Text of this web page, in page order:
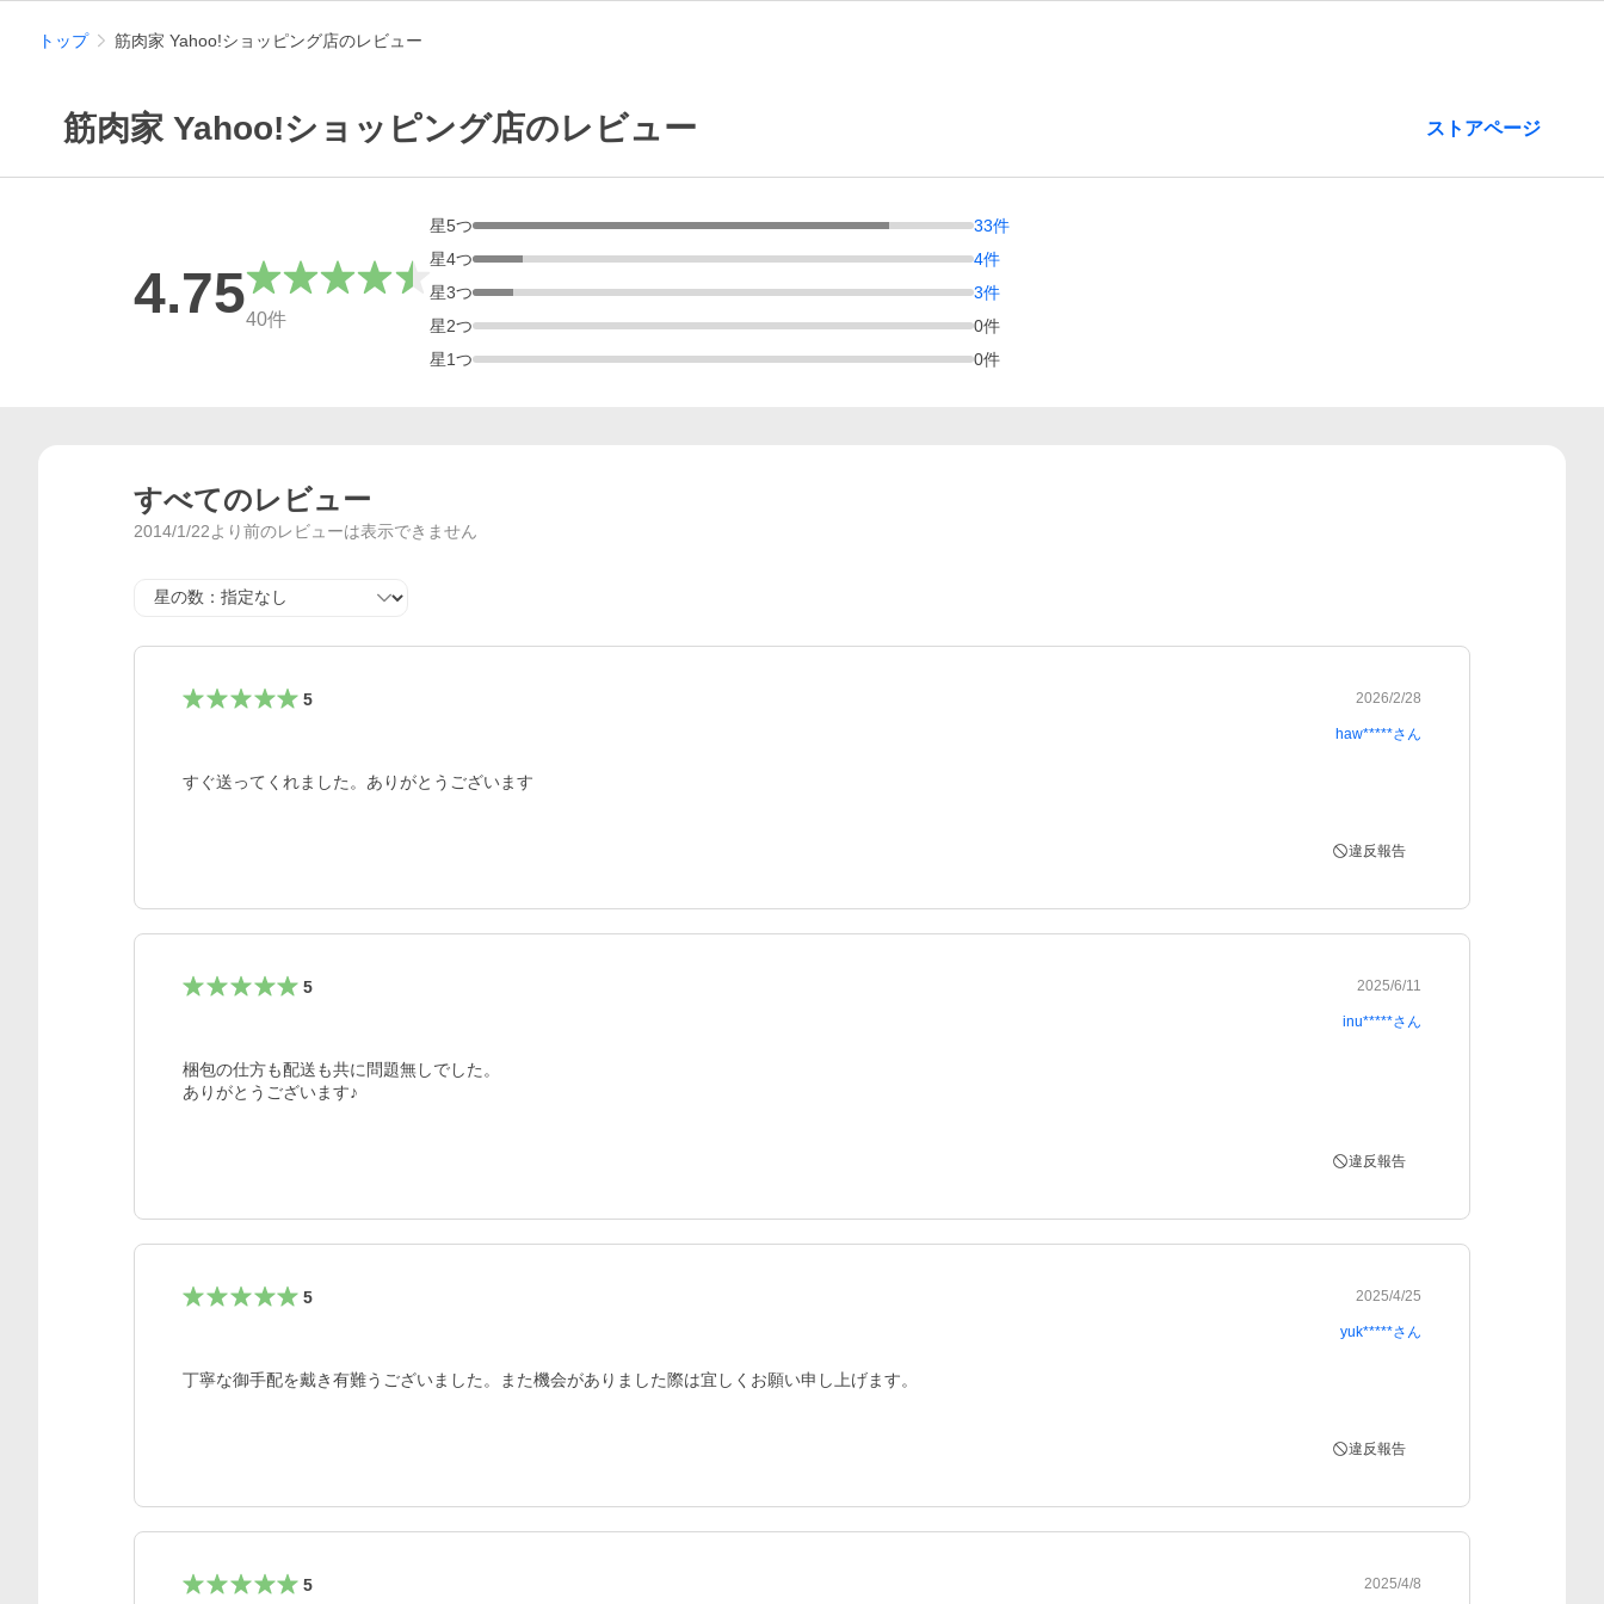
トップ 筋肉家 Yahoo!ショッピング店のレビュー
筋肉家 Yahoo!ショッピング店のレビュー ストアページ
総合評価
4.7540件
星5つ 33件
星4つ 4件
星3つ 3件
星2つ 0件
星1つ 0件
すべてのレビュー
2014/1/22より前のレビューは表示できません
星の数
5 2026/2/28
haw*****さん
すぐ送ってくれました。ありがとうございます
違反報告
5 2025/6/11
inu*****さん
梱包の仕方も配送も共に問題無しでした。
ありがとうございます♪
違反報告
5 2025/4/25
yuk*****さん
丁寧な御手配を戴き有難うございました。また機会がありました際は宜しくお願い申し上げます。
違反報告
5 2025/4/8